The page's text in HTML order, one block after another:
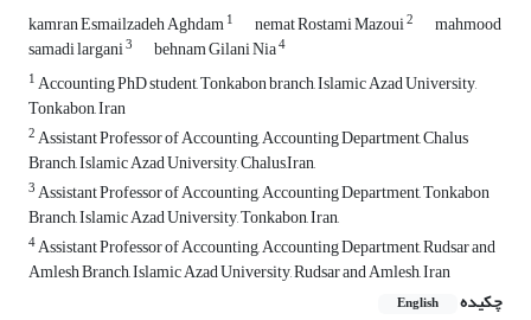
kamran Esmailzadeh Aghdam1 nemat Rostami Mazoui2 mahmood
samadi largani3 behnam Gilani Nia4
1Accounting PhD student, Tonkabon branch, Islamic Azad University,
Tonkabon, Iran
2Assistant Professor of Accounting, Accounting Department, Chalus
Branch, Islamic Azad University, Chalus,Iran,
3Assistant Professor of Accounting, Accounting Department, Tonkabon
Branch, Islamic Azad University, Tonkabon, Iran,
4Assistant Professor of Accounting, Accounting Department, Rudsar and
Amlesh Branch, Islamic Azad University, Rudsar and Amlesh, Iran
چکیده
English